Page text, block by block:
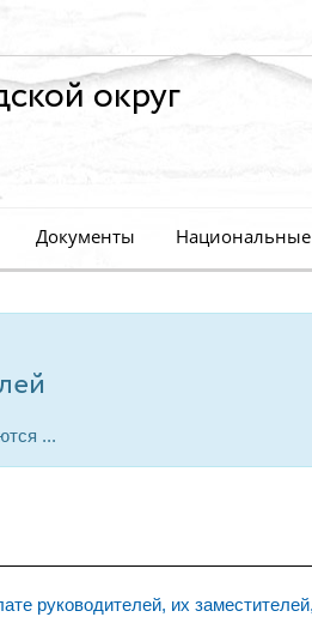
округ
Документы
...
руководителей, их